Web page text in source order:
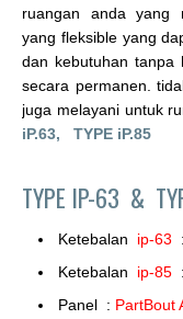
ruangan anda yang
yang fleksible yang
dan kebutuhan tanpa
secara permanen.
juga melayani untuk
iP.63, TYPE iP.85
TYPE IP-63 &
Ketebalan ip-63 :
Ketebalan ip-85 :
Panel : PartBout